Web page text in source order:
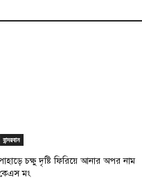
বান্দরবান
চক্ষু দৃষ্টি ফিরিয়ে আনার অপর নাম
মং